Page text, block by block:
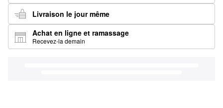
Livraison le jour même
Achat en ligne et ramassage
Recevez-la demain